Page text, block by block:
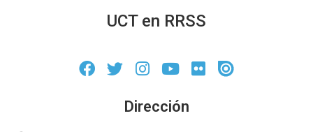
UCT en RRSS
Dirección